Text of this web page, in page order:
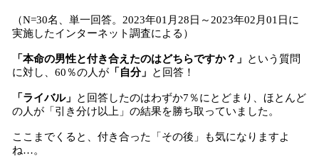
（N=30名、単一回答。2023年01月28日～2023年02月01日に
実施したインターネット調査による）
「本命の男性と付き合えたのはどちらですか？」
という質問
に対し、60％の人が 「自分」 と回答！
「ライバル」
と回答したのはわずか7％にとどまり、ほとんど
の人が「引き分け以上」の結果を勝ち取っていました。
ここまでくると、付き合った「その後」も気になりますよ
ね…。